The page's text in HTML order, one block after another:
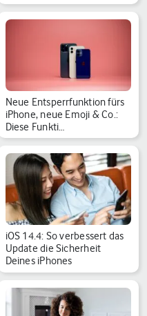
Neue Entsperrfunktion fürs
iPhone, neue Emoji & Co.:
Diese Funkti…
iOS 14.4: So verbessert das
Update die Sicherheit
Deines iPhones